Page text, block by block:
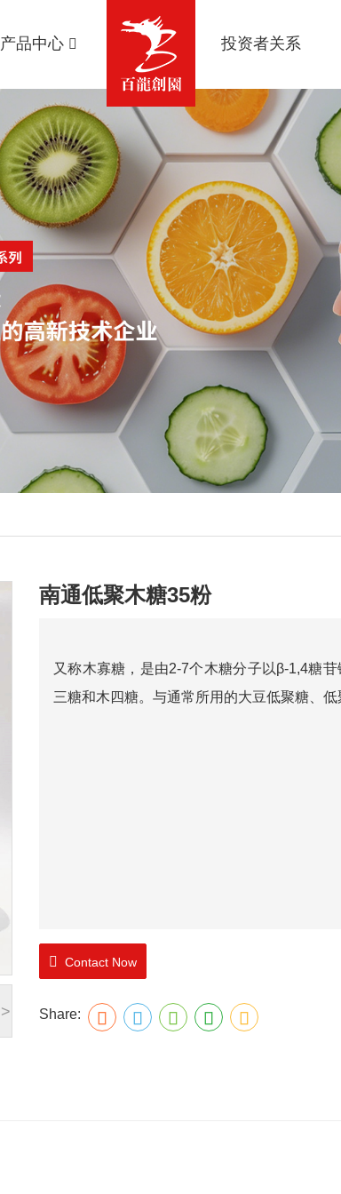
产品中心 投资者关系
>
南通低聚木糖35粉
又称木寡糖，是由2-7个木糖分子以β-1,4糖
三糖和木四糖。与通常所用的大豆低聚糖、
Contact Now
Share: